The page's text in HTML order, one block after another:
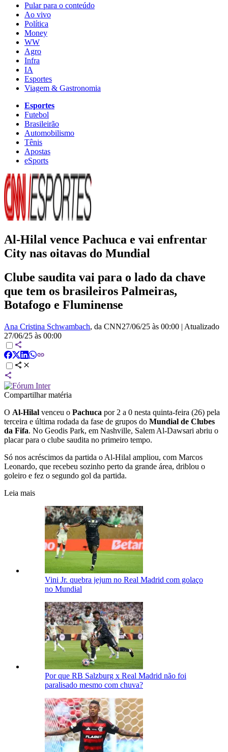
Pular para o conteúdo
Ao vivo
Política
Money
WW
Agro
Infra
IA
Esportes
Viagem & Gastronomia
Esportes
Futebol
Brasileirão
Automobilismo
Tênis
Apostas
eSports
Al-Hilal vence Pachuca e vai enfrentar
City nas oitavas do Mundial
Clube saudita vai para o lado da chave
que tem os brasileiros Palmeiras,
Botafogo e Fluminense
Ana Cristina Schwambach, da CNN27/06/25 às 00:00 | Atualizado
27/06/25 às 00:00
Compartilhar matéria
O Al-Hilal venceu o Pachuca por 2 a 0 nesta quinta-feira (26) pela
terceira e última rodada da fase de grupos do Mundial de Clubes
da Fifa. No Geodis Park, em Nashville, Salem Al-Dawsari abriu o
placar para o clube saudita no primeiro tempo.
Só nos acréscimos da partida o Al-Hilal ampliou, com Marcos
Leonardo, que recebeu sozinho perto da grande área, driblou o
goleiro e fez o segundo gol da partida.
Leia mais
Vini Jr. quebra jejum no Real Madrid com golaço
no Mundial
Por que RB Salzburg x Real Madrid não foi
paralisado mesmo com chuva?